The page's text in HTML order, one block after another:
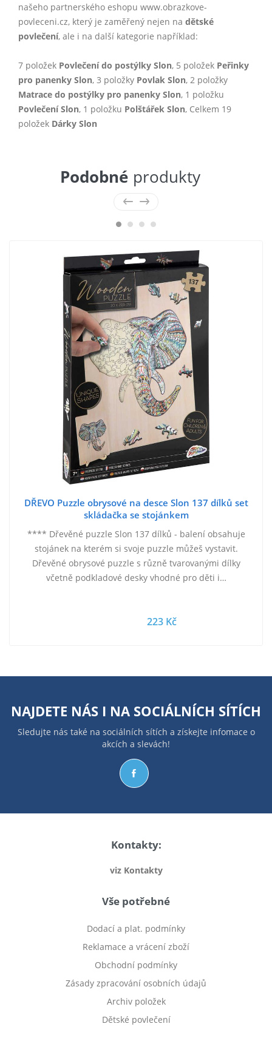
našeho partnerského eshopu www.obrazkove-
povleceni.cz, který je zaměřený nejen na dětské
povlečení, ale i na další kategorie například:
7 položek Povlečení do postýlky Slon, 5 položek Peřinky
pro panenky Slon, 3 položky Povlak Slon, 2 položky
Matrace do postýlky pro panenky Slon, 1 položku
Povlečení Slon, 1 položku Polštářek Slon, Celkem 19
položek Dárky Slon
Podobné produkty
DŘEVO Puzzle obrysové na desce Slon 137 dílků set
skládačka se stojánkem
**** Dřevěné puzzle Slon 137 dílků - balení obsahuje
stojánek na kterém si svoje puzzle můžeš vystavit.
Dřevěné obrysové puzzle s různě tvarovanými dílky
včetně podkladové desky vhodné pro děti i…
223 Kč
NAJDETE NÁS I NA SOCIÁLNÍCH SÍTÍCH
Sledujte nás také na sociálních sítích a získejte infomace o
akcích a slevách!
Kontakty:
viz Kontakty
Vše potřebné
Dodací a plat. podmínky
Reklamace a vrácení zboží
Obchodní podmínky
Zásady zpracování osobních údajů
Archiv položek
Dětské povlečení